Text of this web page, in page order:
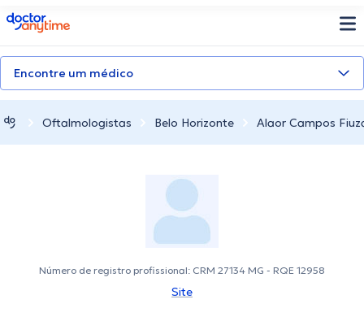
doctoranytime
Encontre um médico
Oftalmologistas Belo Horizonte Alaor Campos
Número de registro profissional: CRM 27134 MG - RQE 12958
Site